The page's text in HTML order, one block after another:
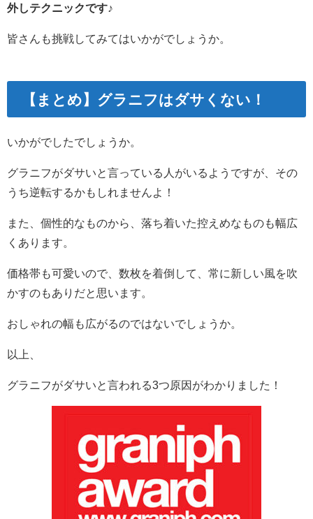
外しテクニックです♪
皆さんも挑戦してみてはいかがでしょうか。
【まとめ】グラニフはダサくない！
いかがでしたでしょうか。
グラニフがダサいと言っている人がいるようですが、その
うち逆転するかもしれませんよ！
また、個性的なものから、落ち着いた控えめなものも幅広
くあります。
価格帯も可愛いので、数枚を着倒して、常に新しい風を吹
かすのもありだと思います。
おしゃれの幅も広がるのではないでしょうか。
以上、
グラニフがダサいと言われる3つ原因がわかりました！